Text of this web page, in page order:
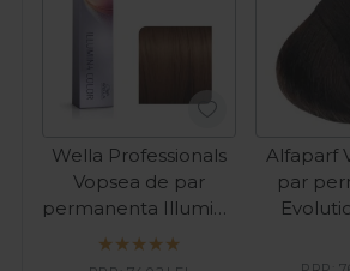
Wella Professionals
Vopsea de par
permanenta Illumina
Color 5/7 castaniu
Alfaparf
par
mediu